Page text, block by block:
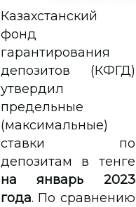
Казахстанский
фонд
гарантирования
депозитов (КФГД)
утвердил
предельные
(максимальные)
ставки по
депозитам в тенге
на январь 2023
года. По сравнению